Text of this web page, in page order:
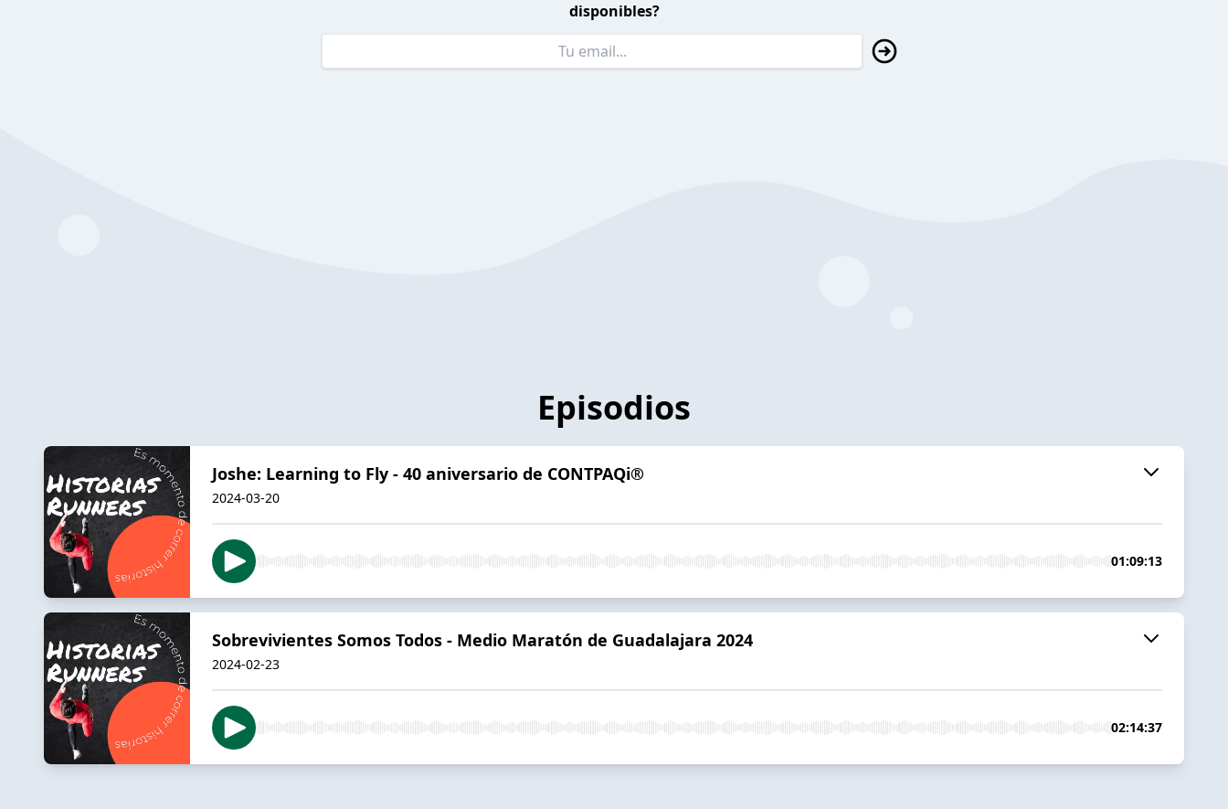
disponibles?
Episodios
Joshe: Learning to Fly - 40 aniversario de CONTPAQi®
2024-03-20
01:09:13
Sobrevivientes Somos Todos - Medio Maratón de Guadalajara 2024
2024-02-23
02:14:37